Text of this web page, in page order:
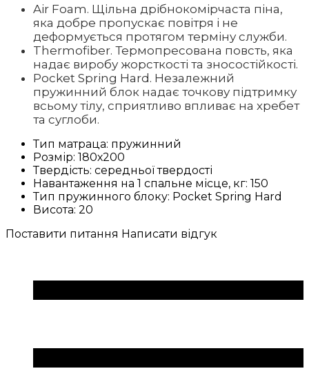
Air Foam. Щільна дрібнокомірчаста піна,
яка добре пропускає повітря і не
деформується протягом терміну служби.
Thermofiber. Термопресована повсть, яка
надає виробу жорсткості та зносостійкості.
Pocket Spring Hard. Незалежний
пружинний блок надає точкову підтримку
всьому тілу, сприятливо впливає на хребет
та суглоби.
Тип матраца: пружинний
Розмір: 180х200
Твердість: середньої твердості
Навантаження на 1 спальне місце, кг: 150
Тип пружинного блоку: Pocket Spring Hard
Висота: 20
Поставити питання Написати відгук